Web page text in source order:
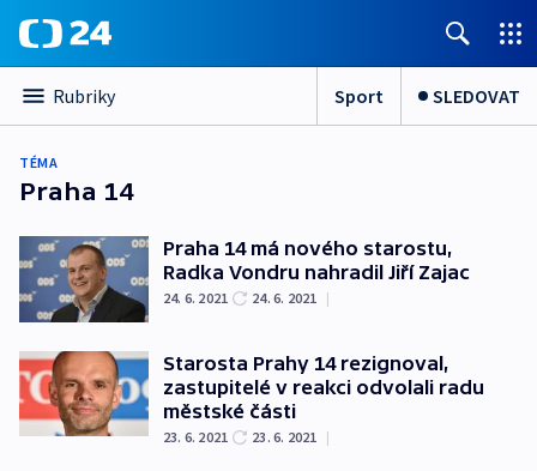
Rubriky Sport SLEDOVAT
TÉMA
Praha 14
Praha 14 má nového starostu,
Radka Vondru nahradil Jiří Zajac
24. 6. 2021 24. 6. 2021 |
Starosta Prahy 14 rezignoval,
zastupitelé v reakci odvolali radu
městské části
23. 6. 2021 23. 6. 2021 |